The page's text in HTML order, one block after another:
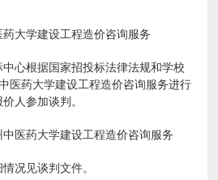
大学建设工程造价咨询服务
心根据国家招投标法律法规和学校
医药大学建设工程造价咨询服务进行
人参加谈判。
中医药大学建设工程造价咨询服务
况见谈判文件。